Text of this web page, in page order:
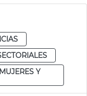
Y